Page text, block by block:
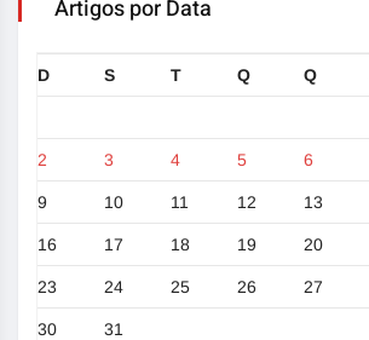
Artigos por Data
D S T Q Q
2 3 4 5 6
9 10 11 12 13
16 17 18 19 20
23 24 25 26 27
30 31